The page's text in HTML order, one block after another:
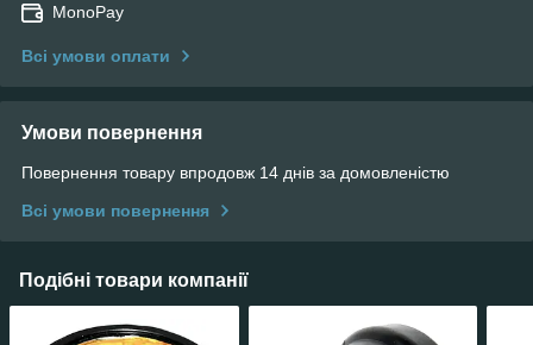
MonoPay
Всі умови оплати
Умови повернення
Повернення товару впродовж 14 днів за домовленістю
Всі умови повернення
Подібні товари компанії